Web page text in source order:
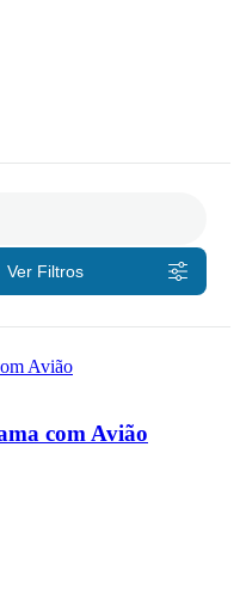
Ver Filtros
com Avião